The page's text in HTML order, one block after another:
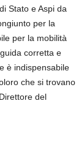
Stato e Aspi da
per la
per la mobilità
corretta e
è indispensabile
che si trovano
del